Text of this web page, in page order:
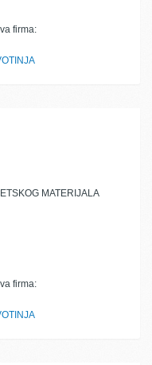
firma:
MATERIJALA
firma: